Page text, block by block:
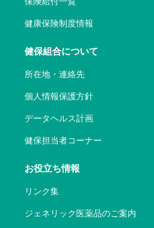
健康保険制度情報
健保組合について
所在地・連絡先
個人情報保護方針
データヘルス計画
健保担当者コーナー
お役立ち情報
リンク集
ジェネリック医薬品のご案内